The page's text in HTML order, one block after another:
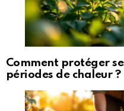
Comment protéger
périodes de chaleur ?